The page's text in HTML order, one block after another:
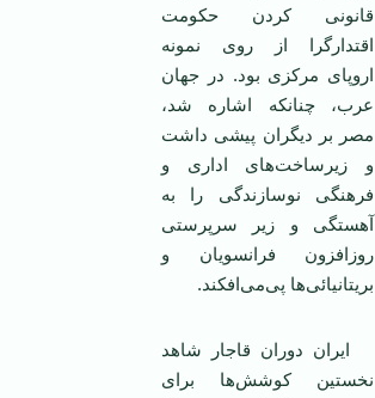
قانونی کردن حکومت
اقتدارگرا از روی نمونه
اروپای مرکزی بود. در جهان
عرب، چنانکه اشاره شد،
مصر بر ديگران پيشی داشت
و زيرساخت‌های اداری و
فرهنگی نوسازندگی را به
آهستگی و زير سرپرستی
روزافزون فرانسويان و
بريتانيائی‌ها پی‌می‌افکند.
ايران دوران قاجار شاهد
نخستين کوشش‌ها برای